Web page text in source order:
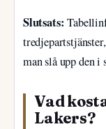
Slutsats:
man slå upp den i
Vad
Lakers?